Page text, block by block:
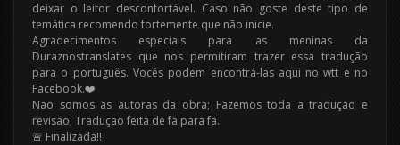
deixar o leitor desconfortável. Caso não goste deste tipo de
temática recomendo fortemente que não inicie.
Agradecimentos especiais para as meninas da
Duraznostranslates que nos permitiram trazer essa tradução
para o português. Vocês podem encontrá-las aqui no wtt e no
Facebook.❤️
Não somos as autoras da obra; Fazemos toda a tradução e
revisão; Tradução feita de fã para fã.
🚨 Finalizada!!